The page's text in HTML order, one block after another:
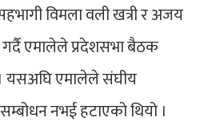
विमला वली खत्री र अजय
गर्दै एमालेले प्रदेशसभा बैठक
यसअघि एमालेले संघीय
नभई हटाएको थियो ।